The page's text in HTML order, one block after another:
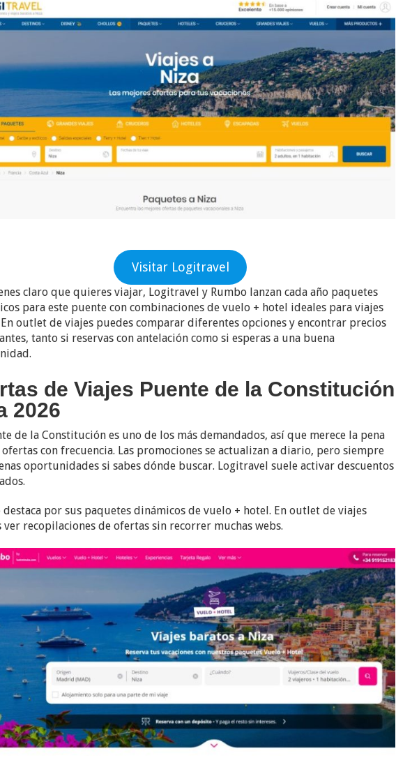
Visitar Logitravel
claro que quieres viajar, Logitravel y Rumbo lanzan cada año paquetes
para este puente con combinaciones de vuelo + hotel ideales para viajes
outlet de viajes puedes comparar diferentes opciones y encontrar precios
tanto si reservas con antelación como si esperas a una buena
de Viajes Puente de la Constitución
2026
de la Constitución es uno de los más demandados, así que merece la pena
con frecuencia. Las promociones se actualizan a diario, pero siempre
oportunidades si sabes dónde buscar. Logitravel suele activar descuentos
destaca por sus paquetes dinámicos de vuelo + hotel. En outlet de viajes
ver recopilaciones de ofertas sin recorrer muchas webs.